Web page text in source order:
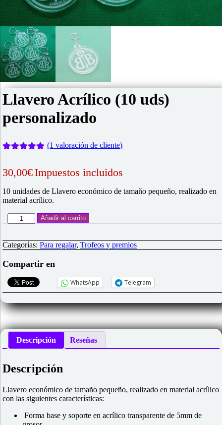
Llavero Acrílico (10 uds)
personalizado
5 en base
de un
cliente
(1 valoración de cliente)
30,00€Impuestos incluidos
10 unidades de Llavero económico de tamaño pequeño, realizado en
material acrílico.
Llavero
Acrílico
uds)
personalizado
cantidad
Añadir al carrito
Categorías: Para regalar, Trofeos y premios
Compartir en
WhatsApp Telegram
Descripción Reseñas
Descripción
Llavero económico de tamaño pequeño, realizado en material acrílico
con las siguientes características:
Forma base y soporte en acrílico transparente de 5mm de